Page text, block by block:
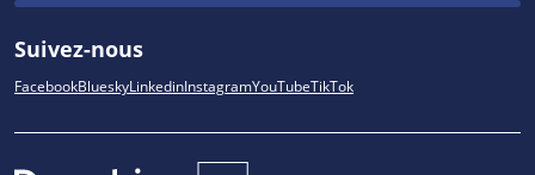
Suivez-nous
FacebookBlueskyLinkedinInstagramYouTubeTikTok